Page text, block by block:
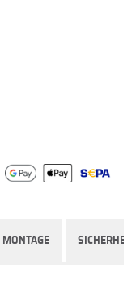
MONTAGE SICHERHEIT